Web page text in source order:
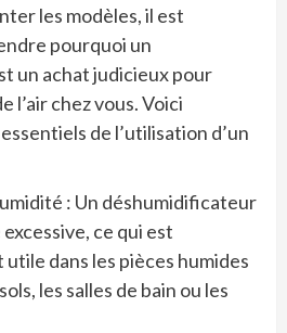
les modèles, il est
pourquoi un
un achat judicieux pour
l’air chez vous. Voici
de l’utilisation d’un
: Un déshumidificateur
ce qui est
dans les pièces humides
les salles de bain ou les